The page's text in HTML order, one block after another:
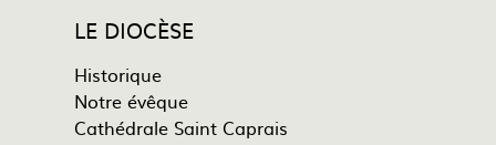
LE DIOCÈSE
Historique
Notre évêque
Cathédrale Saint Caprais